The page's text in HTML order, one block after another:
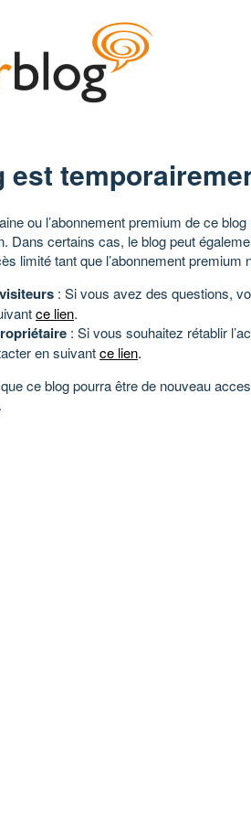
est
ou l’abonnement premium de ce
Dans certains cas, le blog peut
limité tant que l’abonnement premium
: Si vous avez des questions,
ce lien.
: Si vous souhaitez rétablir
en suivantce lien.
ce blog pourra être de nouveau